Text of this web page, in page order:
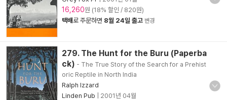
16,260원 (18% 할인 / 820원)
택배로 주문하면 8월 24일 출고 변경
279. The Hunt for the Buru (Paperba
ck) - The True Story of the Search for a Prehist
oric Reptile in North India
Ralph Izzard
Linden Pub
2001년 04월